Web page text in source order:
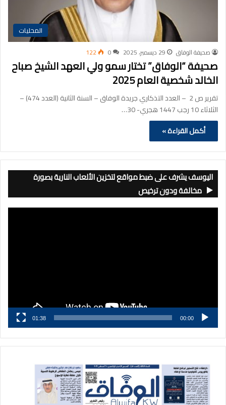
المحليات
صحيفة الوفاق 29 ديسمبر، 2025 0
122
صحيفة “الوفاق” تختار سمو ولي العهد الشيخ صباح
الخالد شخصية العام 2025
تقرير ص 2 – العدد التذكاري جريدة الوفاق – السنة الثانية (العدد 474) –
الثلاثاء 10 رجب 1447 هجري- 30…
أكمل القراءة »
اليوسف يشرف على ضبط مواقع لتخزين الألعاب النارية بصورة
مخالفة ودون ترخيص
00:00
01:38